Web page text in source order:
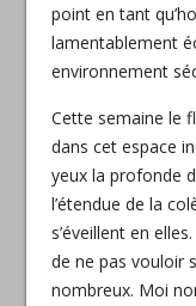
point en tant
lamentablement
environnement
Cette semaine le
dans cet espace
yeux la profonde
l’étendue de la
s’éveillent en
de ne pas vouloir
nombreux. Moi